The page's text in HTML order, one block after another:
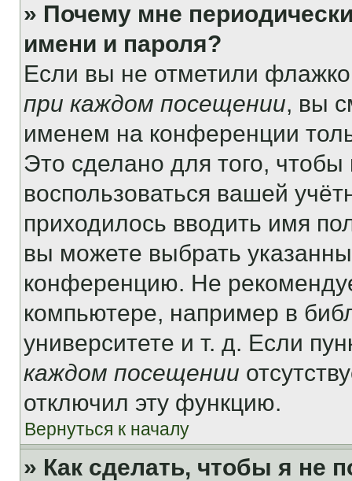
» Почему мне
имени и пароля?
Если вы не отметили
при каждом посещении, вы
именем на конференции
Это сделано для того, чтобы
воспользоваться вашей
приходилось вводить имя
вы можете выбрать
конференцию. Не
компьютере, например в
университете и т. д. Если
каждом посещении
отключил эту функцию.
Вернуться к началу
» Как сделать, чтобы я не